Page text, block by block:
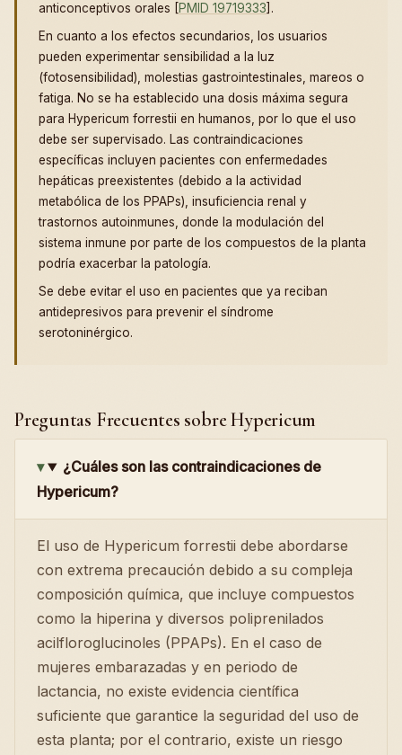
anticonceptivos orales [PMID 19719333].
En cuanto a los efectos secundarios, los usuarios
pueden experimentar sensibilidad a la luz
(fotosensibilidad), molestias gastrointestinales, mareos o
fatiga. No se ha establecido una dosis máxima segura
para Hypericum forrestii en humanos, por lo que el uso
debe ser supervisado. Las contraindicaciones
específicas incluyen pacientes con enfermedades
hepáticas preexistentes (debido a la actividad
metabólica de los PPAPs), insuficiencia renal y
trastornos autoinmunes, donde la modulación del
sistema inmune por parte de los compuestos de la planta
podría exacerbar la patología.
Se debe evitar el uso en pacientes que ya reciban
antidepresivos para prevenir el síndrome
serotoninérgico.
Preguntas Frecuentes sobre Hypericum
¿Cuáles son las contraindicaciones de
Hypericum?
El uso de Hypericum forrestii debe abordarse
con extrema precaución debido a su compleja
composición química, que incluye compuestos
como la hiperina y diversos poliprenilados
acilfloroglucinoles (PPAPs). En el caso de
mujeres embarazadas y en periodo de
lactancia, no existe evidencia científica
suficiente que garantice la seguridad del uso de
esta planta; por el contrario, existe un riesgo